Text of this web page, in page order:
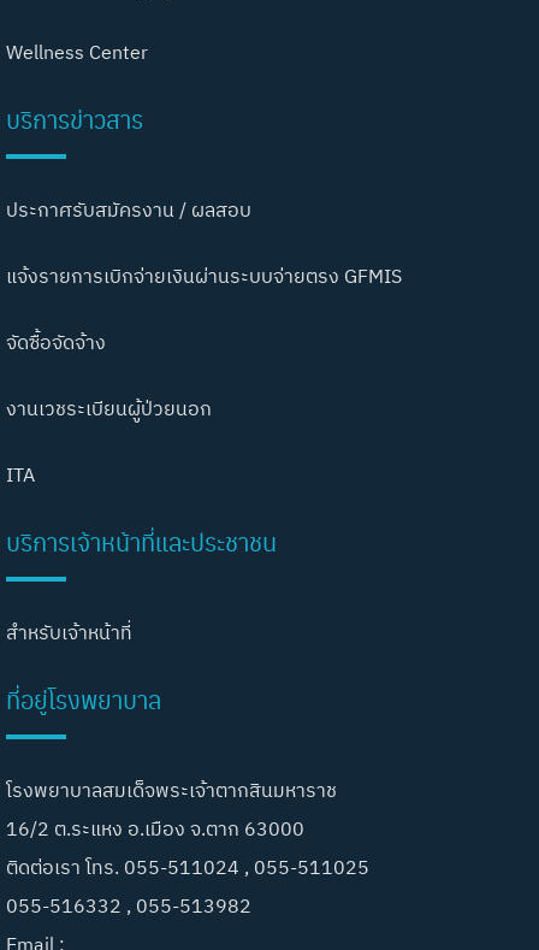
Wellness Center
บริการข่าวสาร
ประกาศรับสมัครงาน / ผลสอบ
แจ้งรายการเบิกจ่ายเงินผ่านระบบจ่ายตรง GFMIS
จัดซื้อจัดจ้าง
งานเวชระเบียนผู้ป่วยนอก
ITA
บริการเจ้าหน้าที่และประชาชน
สำหรับเจ้าหน้าที่
ที่อยู่โรงพยาบาล
โรงพยาบาลสมเด็จพระเจ้าตากสินมหาราช
16/2 ต.ระแหง อ.เมือง จ.ตาก 63000
ติดต่อเรา โทร. 055-511024 , 055-511025
055-516332 , 055-513982
Email :